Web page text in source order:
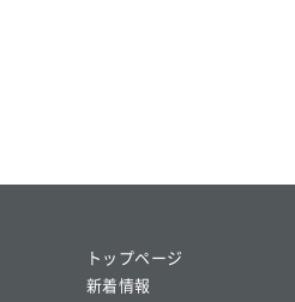
トップページ
新着情報